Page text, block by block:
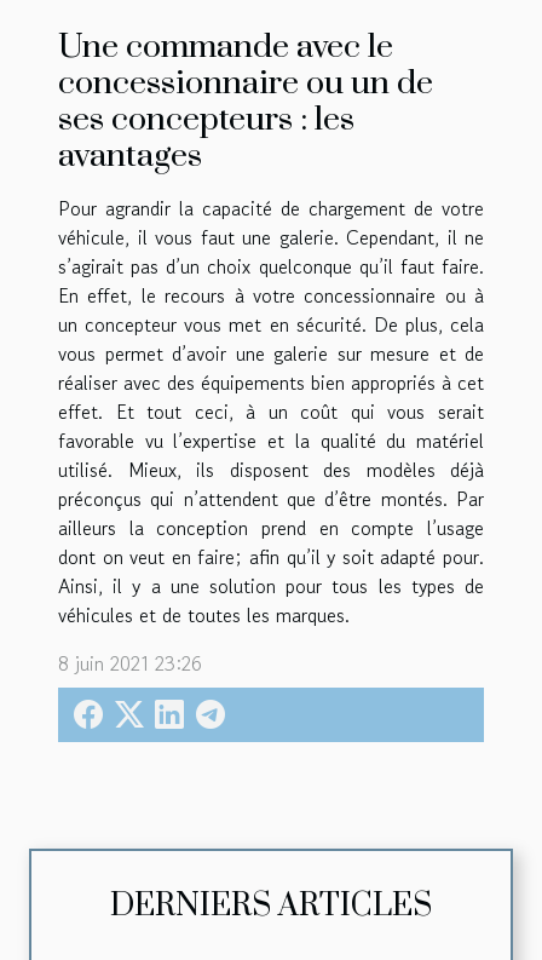
Une commande avec le
concessionnaire ou un de
ses concepteurs : les
avantages
Pour agrandir la capacité de chargement de votre
véhicule, il vous faut une galerie. Cependant, il ne
s’agirait pas d’un choix quelconque qu’il faut faire.
En effet, le recours à votre concessionnaire ou à
un concepteur vous met en sécurité. De plus, cela
vous permet d’avoir une galerie sur mesure et de
réaliser avec des équipements bien appropriés à cet
effet. Et tout ceci, à un coût qui vous serait
favorable vu l’expertise et la qualité du matériel
utilisé. Mieux, ils disposent des modèles déjà
préconçus qui n’attendent que d’être montés. Par
ailleurs la conception prend en compte l’usage
dont on veut en faire; afin qu’il y soit adapté pour.
Ainsi, il y a une solution pour tous les types de
véhicules et de toutes les marques.
8 juin 2021 23:26
DERNIERS ARTICLES